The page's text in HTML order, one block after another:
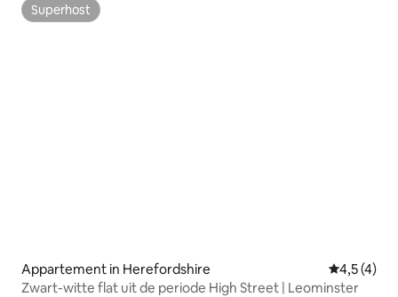
Superhost
Superhost
Appartement in Herefordshire
4,5 (4)
Zwart-witte flat uit de periode High Street | Leominster